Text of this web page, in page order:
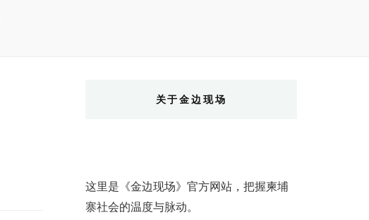
关于金边现场
这里是《金边现场》官方网站，把握柬埔
寨社会的温度与脉动。